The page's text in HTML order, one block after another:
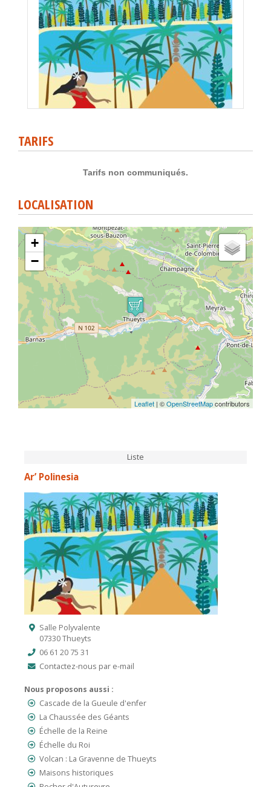
TARIFS
Tarifs non communiqués.
LOCALISATION
+
−
Leaflet | ©OpenStreetMapcontributors
Liste
Ar’ Polinesia
Salle Polyvalente
07330 Thueyts
06 61 20 75 31
Contactez-nous par e-mail
Nous proposons aussi :
Cascade de la Gueule d'enfer
La Chaussée des Géants
Échelle de la Reine
Échelle du Roi
Volcan : La Gravenne de Thueyts
Maisons historiques